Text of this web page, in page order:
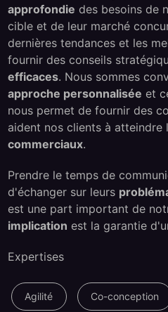
approfondie des besoins de
cible et de leur marché
dernières tendances et les
fournir des conseils
efficaces. Nous sommes
approche personnalisée et
nous permet de fournir des
aident nos clients à atteindre
commerciaux.
Prendre le temps de
d'échanger sur leurs
est une part important de
implication est la garantie
Expertises
Agilité Co-conception